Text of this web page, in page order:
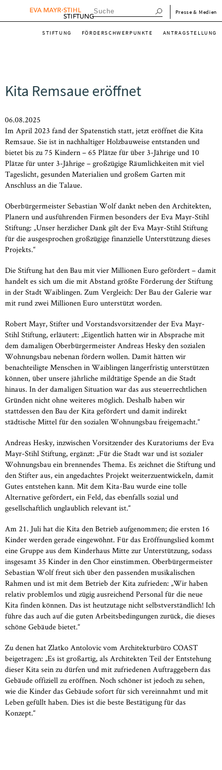
menu_meta_de
Presse & Medien
STIFTUNG FÖRDERSCHWERPUNKTE ANTRAGSTELLUNG
Kita Remsaue eröffnet
06.08.2025
Im April 2023 fand der Spatenstich statt, jetzt eröffnet die Kita
Remsaue. Sie ist in nachhaltiger Holzbauweise entstanden und
bietet bis zu 75 Kindern – 65 Plätze für über 3-Jährige und 10
Plätze für unter 3-Jährige – großzügige Räumlichkeiten mit viel
Tageslicht, gesunden Materialien und großem Garten mit
Anschluss an die Talaue.
Oberbürgermeister Sebastian Wolf dankt neben den Architekten,
Planern und ausführenden Firmen besonders der Eva Mayr-Stihl
Stiftung: „Unser herzlicher Dank gilt der Eva Mayr-Stihl Stiftung
für die ausgesprochen großzügige finanzielle Unterstützung dieses
Projekts.“
Die Stiftung hat den Bau mit vier Millionen Euro gefördert – damit
handelt es sich um die mit Abstand größte Förderung der Stiftung
in der Stadt Waiblingen. Zum Vergleich: Der Bau der Galerie war
mit rund zwei Millionen Euro unterstützt worden.
Robert Mayr, Stifter und Vorstandsvorsitzender der Eva Mayr-
Stihl Stiftung, erläutert: „Eigentlich hatten wir in Absprache mit
dem damaligen Oberbürgermeister Andreas Hesky den sozialen
Wohnungsbau nebenan fördern wollen. Damit hätten wir
benachteiligte Menschen in Waiblingen längerfristig unterstützen
können, über unsere jährliche mildtätige Spende an die Stadt
hinaus. In der damaligen Situation war das aus steuerrechtlichen
Gründen nicht ohne weiteres möglich. Deshalb haben wir
stattdessen den Bau der Kita gefördert und damit indirekt
städtische Mittel für den sozialen Wohnungsbau freigemacht.“
Andreas Hesky, inzwischen Vorsitzender des Kuratoriums der Eva
Mayr-Stihl Stiftung, ergänzt: „Für die Stadt war und ist sozialer
Wohnungsbau ein brennendes Thema. Es zeichnet die Stiftung und
den Stifter aus, ein angedachtes Projekt weiterzuentwickeln, damit
Gutes entstehen kann. Mit dem Kita-Bau wurde eine tolle
Alternative gefördert, ein Feld, das ebenfalls sozial und
gesellschaftlich unglaublich relevant ist.“
Am 21. Juli hat die Kita den Betrieb aufgenommen; die ersten 16
Kinder werden gerade eingewöhnt. Für das Eröffnungslied kommt
eine Gruppe aus dem Kinderhaus Mitte zur Unterstützung, sodass
insgesamt 35 Kinder in den Chor einstimmen. Oberbürgermeister
Sebastian Wolf freut sich über den passenden musikalischen
Rahmen und ist mit dem Betrieb der Kita zufrieden: „Wir haben
relativ problemlos und zügig ausreichend Personal für die neue
Kita finden können. Das ist heutzutage nicht selbstverständlich! Ich
führe das auch auf die guten Arbeitsbedingungen zurück, die dieses
schöne Gebäude bietet.“
Zu denen hat Zlatko Antolovic vom Architekturbüro COAST
beigetragen: „Es ist großartig, als Architekten Teil der Entstehung
dieser Kita sein zu dürfen und mit zufriedenen Auftraggebern das
Gebäude offiziell zu eröffnen. Noch schöner ist jedoch zu sehen,
wie die Kinder das Gebäude sofort für sich vereinnahmt und mit
Leben gefüllt haben. Dies ist die beste Bestätigung für das
Konzept.“